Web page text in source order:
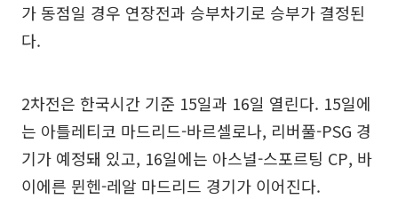
가 동점일 경우 연장전과 승부차기로 승부가 결정된
다.
2차전은 한국시간 기준 15일과 16일 열린다. 15일에
는 아틀레티코 마드리드-바르셀로나, 리버풀-PSG 경
기가 예정돼 있고, 16일에는 아스널-스포르팅 CP, 바
이에른 뮌헨-레알 마드리드 경기가 이어진다.